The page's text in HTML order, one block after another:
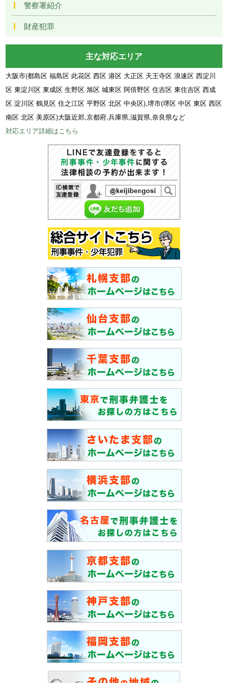
警察署紹介
財産犯罪
主な対応エリア
大阪市(都島区 福島区 此花区 西区 港区 大正区 天王寺区 浪速区 西淀川
区 東淀川区 東成区 生野区 旭区 城東区 阿倍野区 住吉区 東住吉区 西成
区 淀川区 鶴見区 住之江区 平野区 北区 中央区),堺市(堺区 中区 東区 西区
南区 北区 美原区)大阪近郊,京都府,兵庫県,滋賀県,奈良県など
対応エリア詳細はこちら